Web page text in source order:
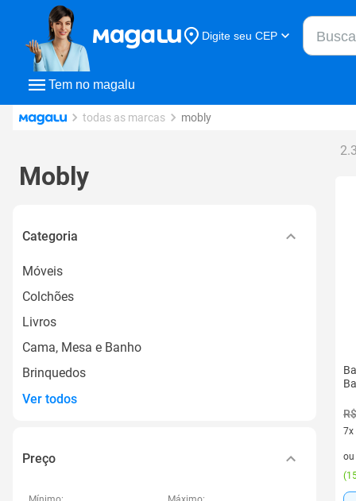
Tem no magalu
Digite seu CEP
Buscar
todas as marcas mobly
Mobly
Categoria
Móveis
Colchões
Livros
Cama, Mesa e Banho
Brinquedos
Ver todos
Preço
7x
7
ou
(